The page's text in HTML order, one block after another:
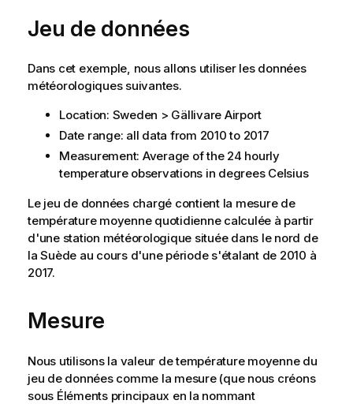
Jeu de données
Dans cet exemple, nous allons utiliser les données
météorologiques suivantes.
Location: Sweden > Gällivare Airport
Date range: all data from 2010 to 2017
Measurement: Average of the 24 hourly
temperature observations in degrees Celsius
Le jeu de donnéeschargé contient la mesure de
température moyenne quotidienne calculée à partir
d'une station météorologique située dans le nord de
la Suède au cours d'une période s'étalant de 2010 à
2017.
Mesure
Nous utilisons la valeur de température moyenne du
jeu de données comme la mesure (que nous créons
sous Éléments principaux en la nommant